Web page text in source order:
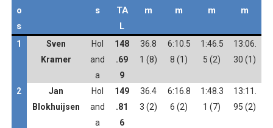
o
s
s
TA
L
m
m
m
m
1
Sven
Kramer
Hol
and
a
148
.69
9
36.8
1 (8)
6:10.5
8 (1)
1:46.5
5 (2)
13:06.
30 (1)
2
Jan
Blokhuijsen
Hol
and
a
149
.81
6
36.4
3 (2)
6:16.8
6 (2)
1:48.3
1 (7)
13:11.
95 (2)